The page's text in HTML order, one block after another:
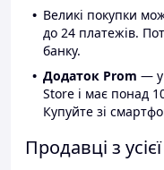
Великі покупки
до 24 платежів.
банку.
Додаток Prom — у
Store і має понад
Купуйте зі
Продавці з